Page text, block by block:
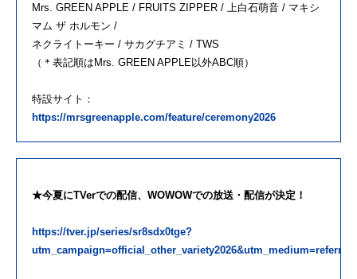
Mrs. GREEN APPLE / FRUITS ZIPPER / 上⽩⽯萌⾳ / マキシ
マム ザ ホルモン /
ネクライトーキー / サカグチアミ / TWS
（＊表記順はMrs. GREEN APPLE以外ABC順）
特設サイト：
https://mrsgreenapple.com/feature/ceremony2026
★今夏にTVerでの配信、WOWOWでの放送・配信が決定！
https://tver.jp/series/sr8sdx0tge?